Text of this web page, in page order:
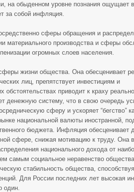
на обыденном уровне познания ощущает
за собой инфляция.
сферы обращения и
материального производства и сферы
огромных слоев населения.
жизни общества. Она обесценивает
лиц, препятствует инвестициям и
приводит к краху
денежную систему, что в свою очередь
сферу и ускоряет “бегство”
национальной валюты иностранной,
бюджета. Инфляция обесценивает
сфере, снижая мотивацию к труду. Она
национального дохода от
самым социальное неравенство
стабильность общества,
Для России последних лет высокая
один.